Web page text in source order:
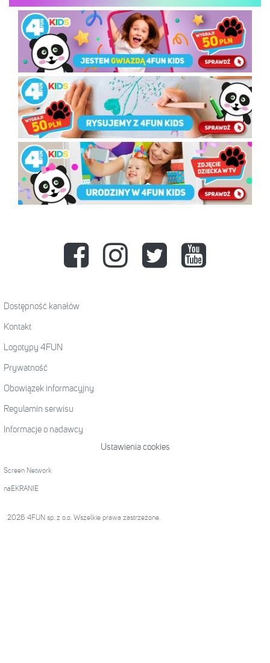
Dostępność kanałów
Kontakt
Logotypy 4FUN
Prywatność
Obowiązek informacyjny
Regulamin serwisu
Informacje o nadawcy
Ustawienia cookies
Screen Network
naEKRANIE
2026 4FUN sp. z o.o. Wszelkie prawa zastrzeżone.